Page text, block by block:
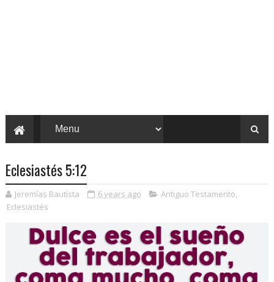
Eclesiastés 5:12
Jeremías Bautista 6 years ago Antiguo Testamento,
Eclesiastés